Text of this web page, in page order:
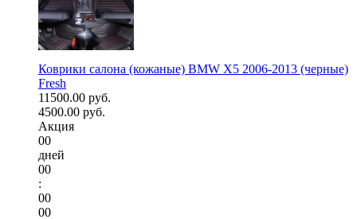
Коврики салона (кожаные) BMW X5 2006-2013 (черные)
Fresh
11500.00 руб.
4500.00 руб.
Акция
00
дней
00
:
00
00